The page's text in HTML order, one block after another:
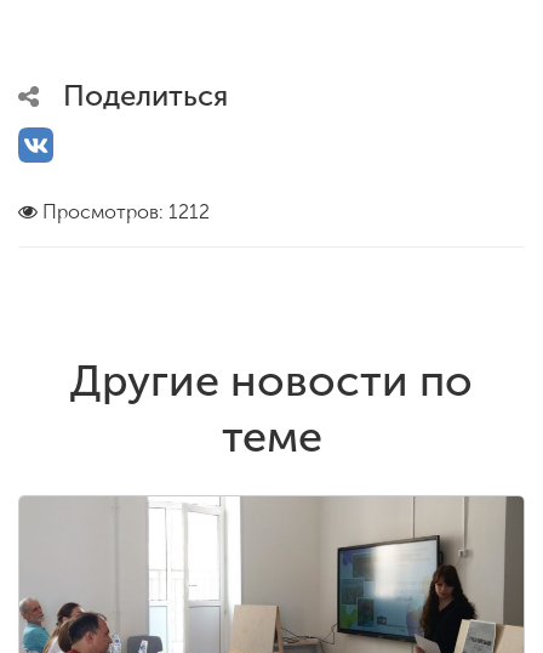
Поделиться
Просмотров: 1212
Другие новости по
теме